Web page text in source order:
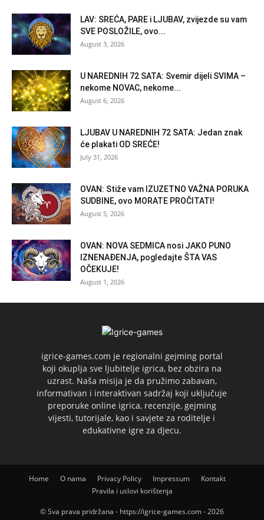
LAV: SREĆA, PARE i LJUBAV, zvijezde su vam
SVE POSLOŽILE, ovo...
August 3, 2026
U NAREDNIH 72 SATA: Svemir dijeli SVIMA –
nekome NOVAC, nekome...
August 6, 2026
LJUBAV U NAREDNIH 72 SATA: Jedan znak
će plakati OD SREĆE!
July 31, 2026
OVAN: Stiže vam IZUZETNO VAŽNA PORUKA
SUDBINE, ovo MORATE PROČITATI!
August 5, 2026
OVAN: NOVA SEDMICA nosi JAKO PUNO
IZNENAĐENJA, pogledajte ŠTA VAS
OČEKUJE!
August 1, 2026
igrice-games.com je regionalni gejming portal
koji okuplja sve ljubitelje igrica, bez obzira na
uzrast. Naša misija je da pružimo zabavan,
informativan i interaktivan sadržaj koji uključuje
preporuke online igrica, recenzije, gejming
vijesti, tutorijale, kao i savjete za roditelje i
edukativne igre za djecu.
Home O nama Privacy Policy Impressum
Kontakt
Pravila i uslovi korištenja
© Sva prava pridržana - https://igrice-games.com - 2026